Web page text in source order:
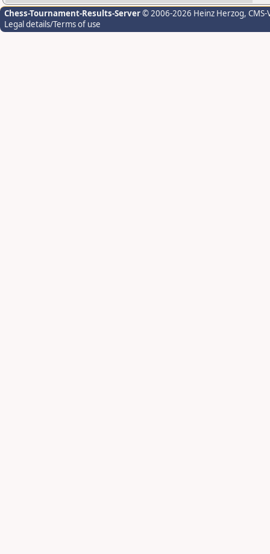
Chess-Tournament-Results-Server© 2006-2026 Heinz Herzog,
Legal details/Terms of use